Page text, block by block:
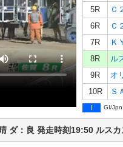
5R
Ｃ
6R
Ｃ
7R
Ｋ
8R
ル
9R
オ
10R
Ｓ
I GI/JpnI
ダ：良 発走時刻19:50 ル